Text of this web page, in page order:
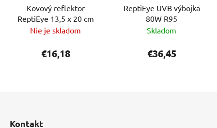
Kovový reflektor
ReptiEye 13,5 x 20 cm
Nie je skladom
€16,18
ReptiEye UVB výbojka
80W R95
Skladom
€36,45
Kontakt